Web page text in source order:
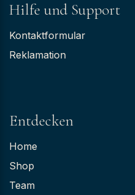
Hilfe und Support
Kontaktformular
Reklamation
Entdecken
Home
Shop
Team